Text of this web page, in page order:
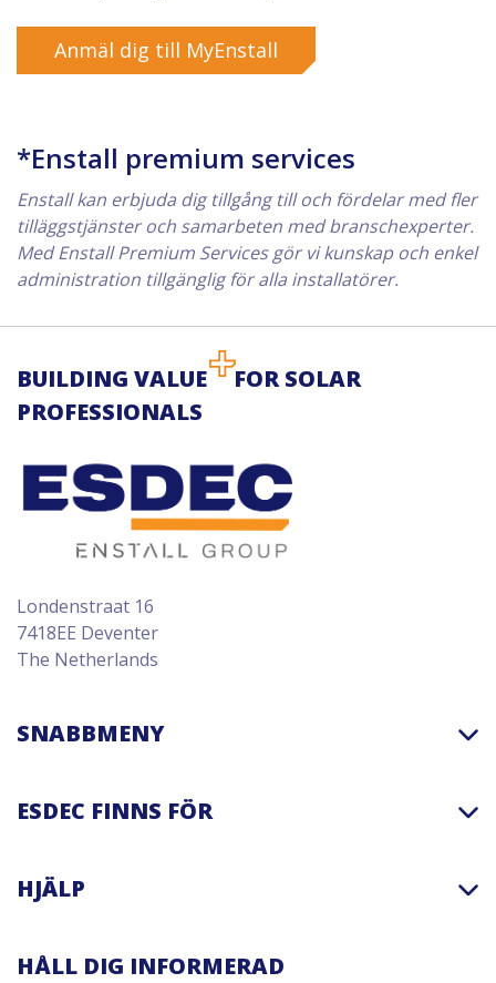
Anmäl dig till MyEnstall
*Enstall premium services
Enstall kan erbjuda dig tillgång till och fördelar med fler
tilläggstjänster och samarbeten med branschexperter.
Med Enstall Premium Services gör vi kunskap och enkel
administration tillgänglig för alla installatörer.
BUILDING VALUE
FOR SOLAR
PROFESSIONALS
Londenstraat 16
7418EE Deventer
The Netherlands
SNABBMENY
ESDEC FINNS FÖR
HJÄLP
HÅLL DIG INFORMERAD